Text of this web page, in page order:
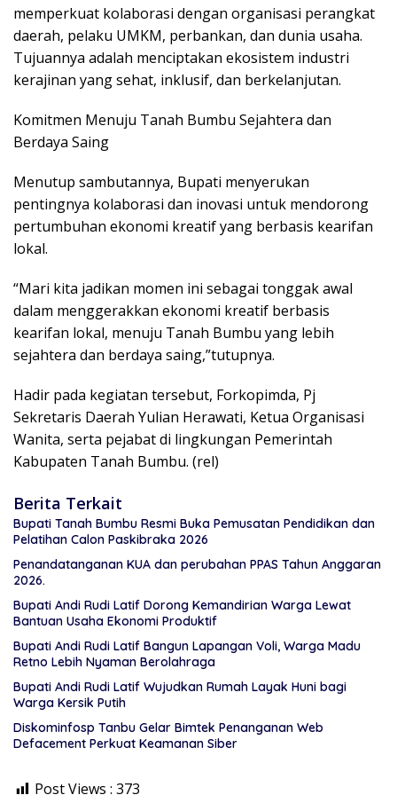
memperkuat kolaborasi dengan organisasi perangkat
daerah, pelaku UMKM, perbankan, dan dunia usaha.
Tujuannya adalah menciptakan ekosistem industri
kerajinan yang sehat, inklusif, dan berkelanjutan.
Komitmen Menuju Tanah Bumbu Sejahtera dan
Berdaya Saing
Menutup sambutannya, Bupati menyerukan
pentingnya kolaborasi dan inovasi untuk mendorong
pertumbuhan ekonomi kreatif yang berbasis kearifan
lokal.
“Mari kita jadikan momen ini sebagai tonggak awal
dalam menggerakkan ekonomi kreatif berbasis
kearifan lokal, menuju Tanah Bumbu yang lebih
sejahtera dan berdaya saing,”tutupnya.
Hadir pada kegiatan tersebut, Forkopimda, Pj
Sekretaris Daerah Yulian Herawati, Ketua Organisasi
Wanita, serta pejabat di lingkungan Pemerintah
Kabupaten Tanah Bumbu. (rel)
Berita Terkait
Bupati Tanah Bumbu Resmi Buka Pemusatan Pendidikan dan
Pelatihan Calon Paskibraka 2026
Penandatanganan KUA dan perubahan PPAS Tahun Anggaran
2026.
Bupati Andi Rudi Latif Dorong Kemandirian Warga Lewat
Bantuan Usaha Ekonomi Produktif
Bupati Andi Rudi Latif Bangun Lapangan Voli, Warga Madu
Retno Lebih Nyaman Berolahraga
Bupati Andi Rudi Latif Wujudkan Rumah Layak Huni bagi
Warga Kersik Putih
Diskominfosp Tanbu Gelar Bimtek Penanganan Web
Defacement Perkuat Keamanan Siber
Post Views : 373